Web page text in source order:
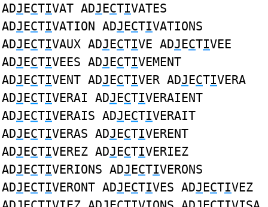
ADJECTIVAT ADJECTIVATES
ADJECTIVATION ADJECTIVATIONS
ADJECTIVAUX ADJECTIVE ADJECTIVEE
ADJECTIVEES ADJECTIVEMENT
ADJECTIVENT ADJECTIVER ADJECTIVERA
ADJECTIVERAI ADJECTIVERAIENT
ADJECTIVERAIS ADJECTIVERAIT
ADJECTIVERAS ADJECTIVERENT
ADJECTIVEREZ ADJECTIVERIEZ
ADJECTIVERIONS ADJECTIVERONS
ADJECTIVERONT ADJECTIVES ADJECTIVEZ